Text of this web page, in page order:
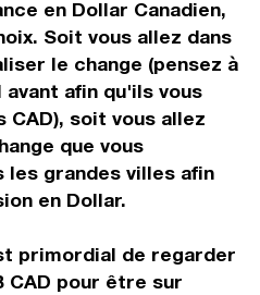
en Dollar Canadien,
Soit vous allez dans
le change (pensez à
avant afin qu'ils vous
soit vous allez
que vous
grandes villes afin
en Dollar.
primordial de regarder
CAD pour être sur